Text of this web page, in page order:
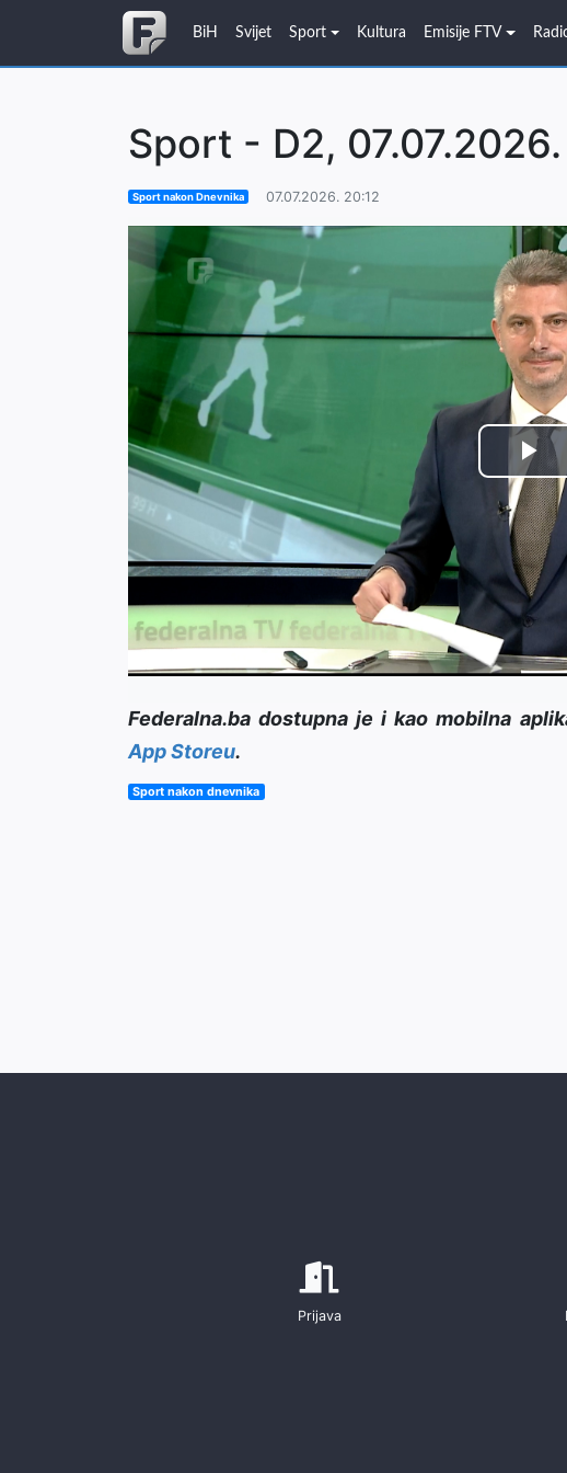
BiH Svijet Sport Kultura Emisije FTV
Sport - D2, 07.07.2026.
Sport nakon Dnevnika 07.07.2026. 20:12
Federalna.ba dostupna je i kao mobilna
App Storeu.
Sport nakon dnevnika
Prijava